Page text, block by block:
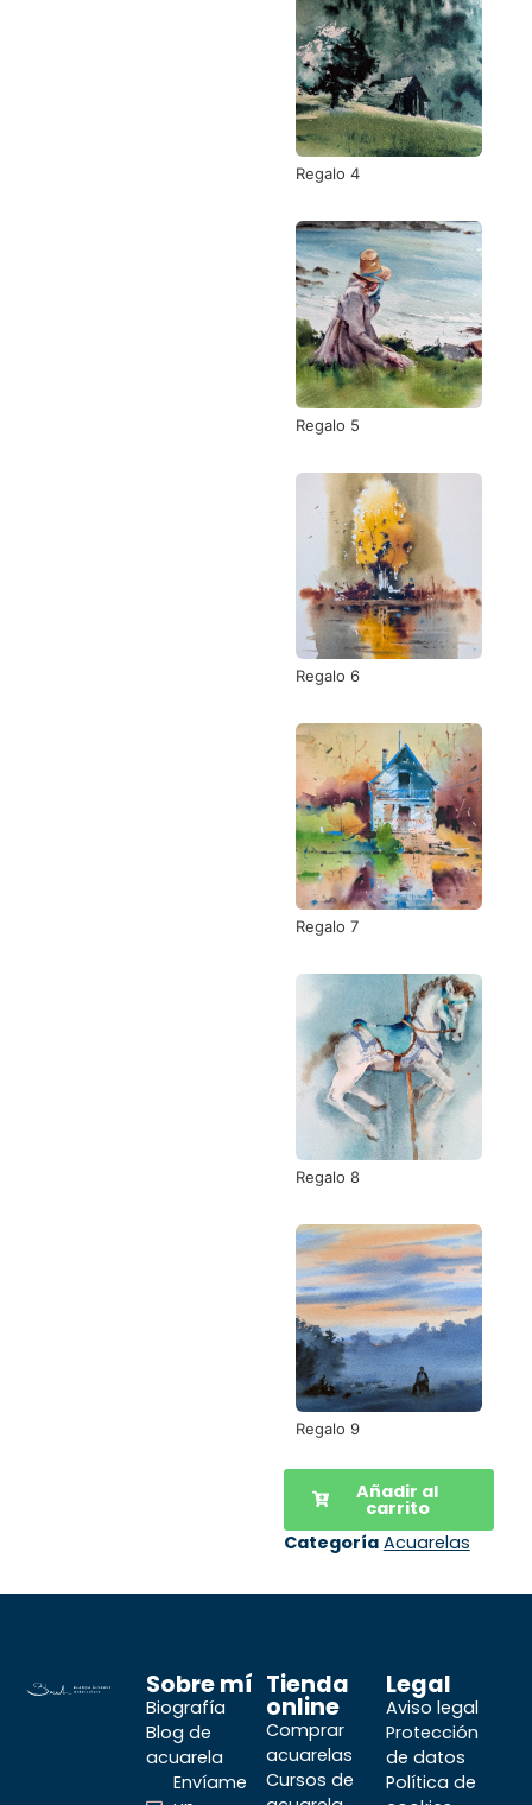
Regalo 4
Regalo 5
Regalo 6
Regalo 7
Regalo 8
Regalo 9
Añadir al
carrito
Categoría Acuarelas
Sobre mí
Biografía
Blog de
acuarela
Envíame
Tienda
online
Comprar
acuarelas
Cursos de
Legal
Aviso legal
Protección
de datos
Política de